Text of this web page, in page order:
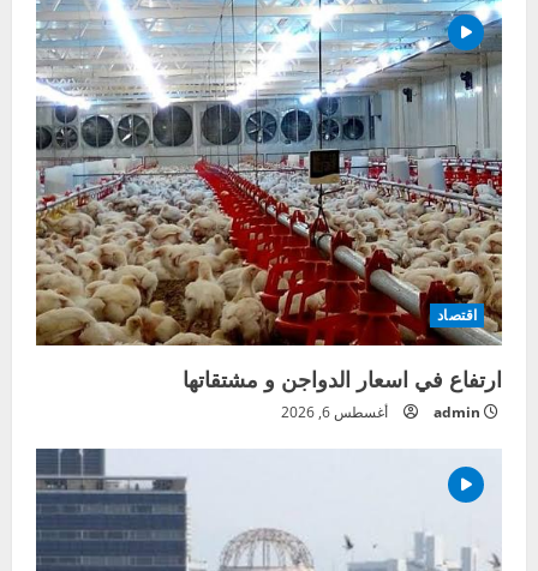
اقتصاد
ارتفاع في اسعار الدواجن و مشتقاتها
admin أغسطس 6, 2026